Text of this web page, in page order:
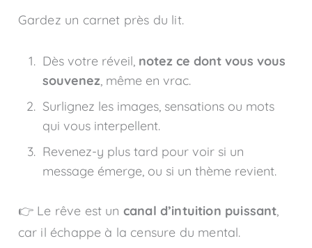
Gardez un carnet près du lit.
Dès votre réveil, notez ce dont vous vous
souvenez, même en vrac.
Surlignez les images, sensations ou mots
qui vous interpellent.
Revenez-y plus tard pour voir si un
message émerge, ou si un thème revient.
👉 Le rêve est un canal d’intuition puissant,
car il échappe à la censure du mental.